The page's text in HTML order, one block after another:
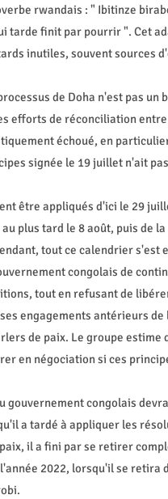
rwandais : " Ibitinze
tarde finit par pourrir ". Cet
inutiles, souvent sources
de Doha n'est pas un
efforts de réconciliation
échoué, en
signée le 19 juillet n'ait
être appliqués d'ici le 29
plus tard le 8 août, puis de
tout ce calendrier s'est
congolais de
tout en refusant de
engagements antérieurs
de paix. Le groupe estime
en négociation si ces
gouvernement congolais
a tardé à appliquer les
il a fini par se retirer
2022, lorsqu'il se retira